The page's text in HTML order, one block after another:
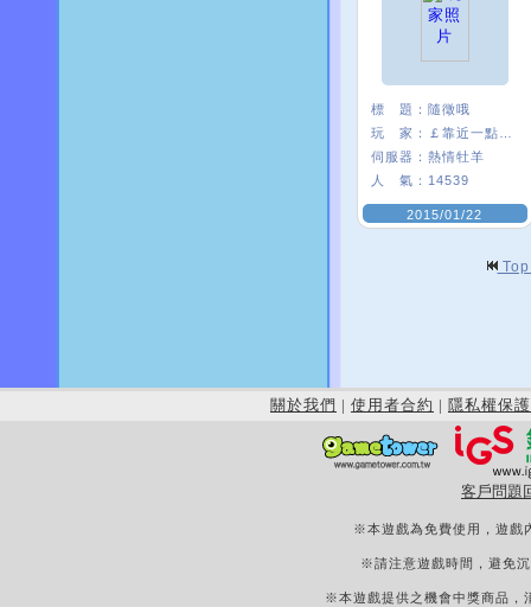
標 題： 隨徵哦
玩 家：
伺服器： 熱情牡羊
人 氣： 14539
2015/01/22
關於我們 | 使用者合約 | 隱私權保護
客戶問題
※本遊戲為免費使用，遊戲
※請注意遊戲時間，避免
※本遊戲提供之機會中獎商品，